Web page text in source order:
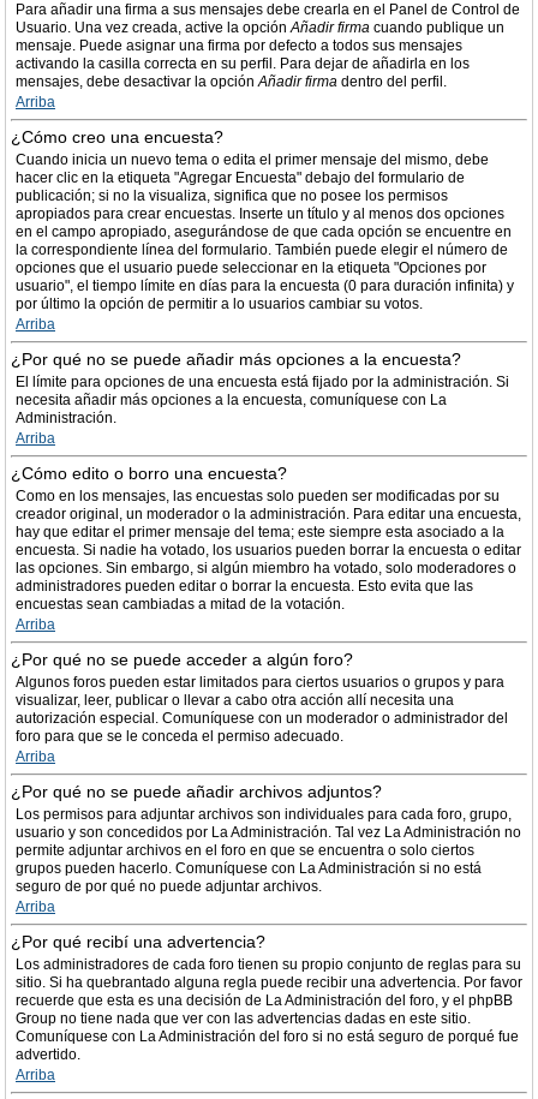
Para añadir una firma a sus mensajes debe crearla en el Panel de Control de
Usuario. Una vez creada, active la opciónAñadir firma cuando publique un
mensaje. Puede asignar una firma por defecto a todos sus mensajes
activando la casilla correcta en su perfil. Para dejar de añadirla en los
mensajes, debe desactivar la opciónAñadir firma dentro del perfil.
Arriba
¿Cómo creo una encuesta?
Cuando inicia un nuevo tema o edita el primer mensaje del mismo, debe
hacer clic en la etiqueta "Agregar Encuesta" debajo del formulario de
publicación; si no la visualiza, significa que no posee los permisos
apropiados para crear encuestas. Inserte un título y al menos dos opciones
en el campo apropiado, asegurándose de que cada opción se encuentre en
la correspondiente línea del formulario. También puede elegir el número de
opciones que el usuario puede seleccionar en la etiqueta "Opciones por
usuario", el tiempo límite en días para la encuesta (0 para duración infinita) y
por último la opción de permitir a lo usuarios cambiar su votos.
Arriba
¿Por qué no se puede añadir más opciones a la encuesta?
El límite para opciones de una encuesta está fijado por la administración. Si
necesita añadir más opciones a la encuesta, comuníquese con La
Administración.
Arriba
¿Cómo edito o borro una encuesta?
Como en los mensajes, las encuestas solo pueden ser modificadas por su
creador original, un moderador o la administración. Para editar una encuesta,
hay que editar el primer mensaje del tema; este siempre esta asociado a la
encuesta. Si nadie ha votado, los usuarios pueden borrar la encuesta o editar
las opciones. Sin embargo, si algún miembro ha votado, solo moderadores o
administradores pueden editar o borrar la encuesta. Esto evita que las
encuestas sean cambiadas a mitad de la votación.
Arriba
¿Por qué no se puede acceder a algún foro?
Algunos foros pueden estar limitados para ciertos usuarios o grupos y para
visualizar, leer, publicar o llevar a cabo otra acción allí necesita una
autorización especial. Comuníquese con un moderador o administrador del
foro para que se le conceda el permiso adecuado.
Arriba
¿Por qué no se puede añadir archivos adjuntos?
Los permisos para adjuntar archivos son individuales para cada foro, grupo,
usuario y son concedidos por La Administración. Tal vez La Administración no
permite adjuntar archivos en el foro en que se encuentra o solo ciertos
grupos pueden hacerlo. Comuníquese con La Administración si no está
seguro de por qué no puede adjuntar archivos.
Arriba
¿Por qué recibí una advertencia?
Los administradores de cada foro tienen su propio conjunto de reglas para su
sitio. Si ha quebrantado alguna regla puede recibir una advertencia. Por favor
recuerde que esta es una decisión de La Administración del foro, y el phpBB
Group no tiene nada que ver con las advertencias dadas en este sitio.
Comuníquese con La Administración del foro si no está seguro de porqué fue
advertido.
Arriba